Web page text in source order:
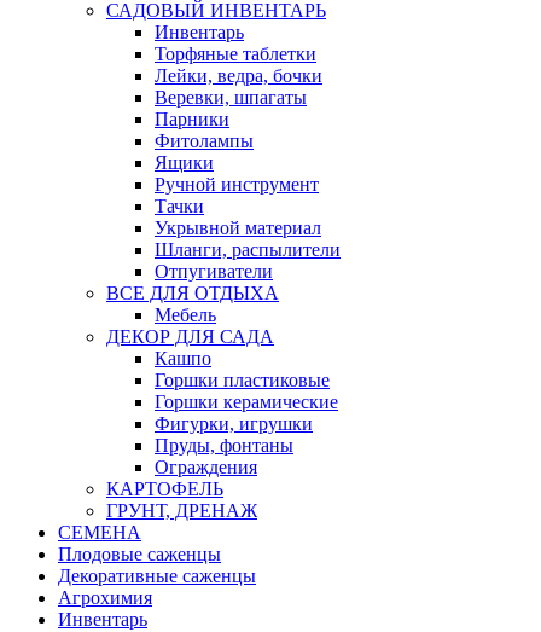
САДОВЫЙ ИНВЕНТАРЬ
Инвентарь
Торфяные таблетки
Лейки, ведра, бочки
Веревки, шпагаты
Парники
Фитолампы
Ящики
Ручной инструмент
Тачки
Укрывной материал
Шланги, распылители
Отпугиватели
ВСЕ ДЛЯ ОТДЫХА
Мебель
ДЕКОР ДЛЯ САДА
Кашпо
Горшки пластиковые
Горшки керамические
Фигурки, игрушки
Пруды, фонтаны
Ограждения
КАРТОФЕЛЬ
ГРУНТ, ДРЕНАЖ
СЕМЕНА
Плодовые саженцы
Декоративные саженцы
Агрохимия
Инвентарь